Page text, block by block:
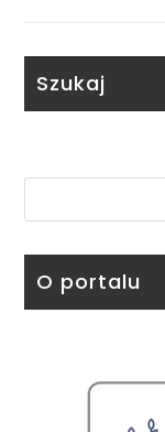
Szukaj
O portalu